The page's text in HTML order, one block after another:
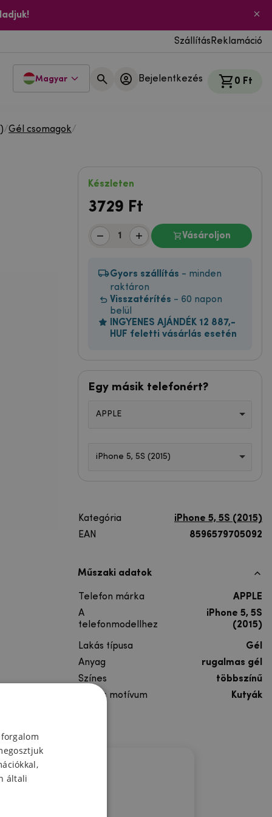
Szállítás Reklamáció
Magyar Bejelentkezés 0 Ft
/Gél csomagok/
Készleten
3729 Ft
Vásároljon
Gyors szállítás - minden
raktáron
Visszatérítés - 60 napon
belül
INGYENES AJÁNDÉK 12 887,-
HUF feletti vásárlás esetén
Egy másik telefonért?
APPLE
iPhone 5, 5S (2015)
Kategória
iPhone 5, 5S (2015)
EAN
8596579705092
Műszaki adatok
Telefon márka
APPLE
A
telefonmodellhez
iPhone 5, 5S
(2015)
Lakás típusa
Gél
Anyag
rugalmas gél
Színes
többszínű
Színes motívum
Kutyák
általi